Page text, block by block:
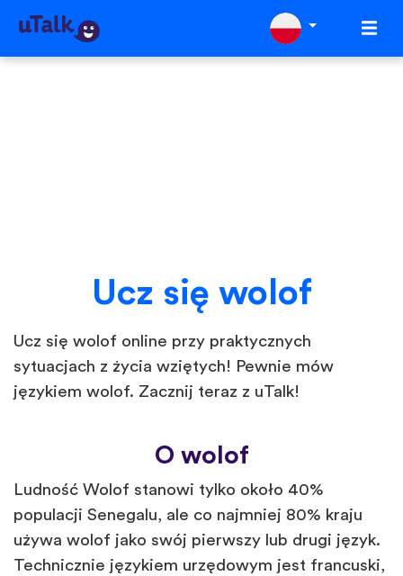
Ucz się wolof
Ucz się wolof online przy praktycznych
sytuacjach z życia wziętych! Pewnie mów
językiem wolof. Zacznij teraz z uTalk!
O wolof
Ludność Wolof stanowi tylko około 40%
populacji Senegalu, ale co najmniej 80% kraju
używa wolof jako swój pierwszy lub drugi język.
Technicznie językiem urzędowym jest francuski,